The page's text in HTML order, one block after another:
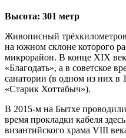
Высота: 301 метр
Живописный
на южном склоне которого
микрорайон. В конце ХIХ
«Благодать», а в советское
санатории (в одном из них в
«Старик Хоттабыч»).
В 2015‑м на Бытхе
время прокладки кабеля
византийского храма VIII